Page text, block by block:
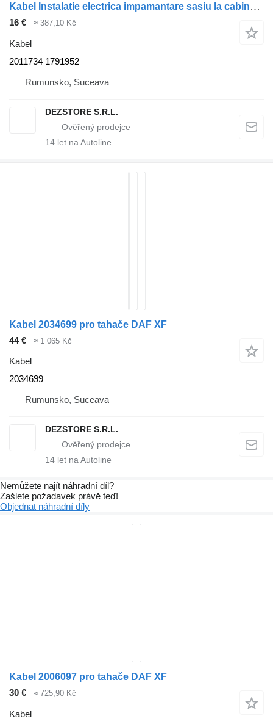
Kabel Instalatie electrica impamantare sasiu la cabina 2011734 pro tahače DAF XF105
16 € ≈ 387,10 Kč
Kabel
2011734 1791952
Rumunsko, Suceava
DEZSTORE S.R.L.
14 let na Autoline
Kabel 2034699 pro tahače DAF XF
44 €
≈ 1 065 Kč
Kabel
2034699
Rumunsko, Suceava
DEZSTORE S.R.L.
14 let na Autoline
Nemůžete najít náhradní díl?
Zašlete požadavek právě teď!
Objednat náhradní díly
Kabel 2006097 pro tahače DAF XF
30 €
≈ 725,90 Kč
Kabel